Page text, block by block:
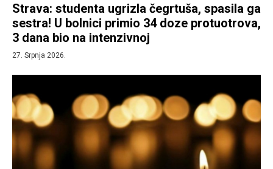
Strava: studenta ugrizla čegrtuša, spasila ga
sestra! U bolnici primio 34 doze protuotrova,
3 dana bio na intenzivnoj
27. Srpnja 2026.